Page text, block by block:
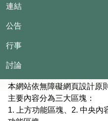
連結
公告
行事
討論
本網站依無障礙網頁設計原
主要內容分為三大區塊：
1. 上方功能區塊、2. 中央內